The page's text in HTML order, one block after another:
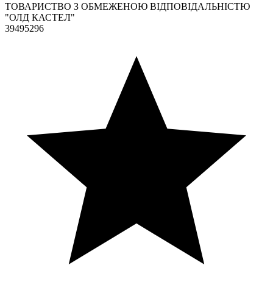
ТОВАРИСТВО З ОБМЕЖЕНОЮ ВІДПОВІДАЛЬНІСТЮ
"ОЛД КАСТЕЛ"
39495296